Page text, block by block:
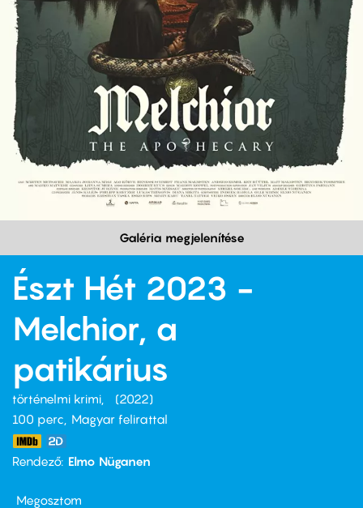
Galéria megjelenítése
Észt Hét 2023 -
Melchior, a
patikárius
történelmi krimi
2022
100 perc,
Magyar felirattal
Rendező Elmo Nüganen
Megosztom